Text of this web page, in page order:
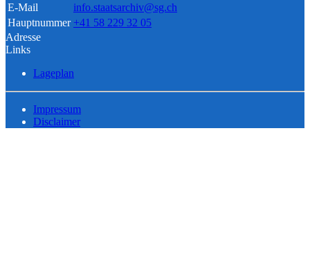
E-Mail
info.staatsarchiv@sg.ch
Hauptnummer +41 58 229 32 05
Adresse
Links
Lageplan
Impressum
Disclaimer